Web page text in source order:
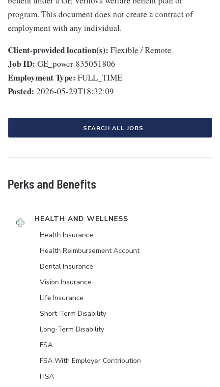
program. This document does not create a contract of
employment with any individual.
Client-provided location(s): Flexible / Remote
Job ID: GE_power-835051806
Employment Type: FULL_TIME
Posted: 2026-05-29T18:32:09
SEARCH ALL JOBS
Perks and Benefits
HEALTH AND WELLNESS
Health Insurance
Health Reimbursement Account
Dental Insurance
Vision Insurance
Life Insurance
Short-Term Disability
Long-Term Disability
FSA
FSA With Employer Contribution
HSA